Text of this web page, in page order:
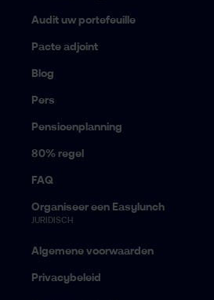
Audit uw portefeuille
Pacte adjoint
Blog
Pers
Pensioenplanning
80% regel
FAQ
Organiseer een Easylunch
JURIDISCH
Algemene voorwaarden
Privacybeleid